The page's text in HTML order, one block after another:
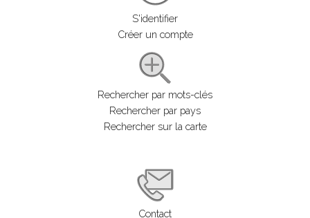
S'identifier
Créer un compte
Rechercher par mots-clés
Rechercher par pays
Rechercher sur la carte
Contact